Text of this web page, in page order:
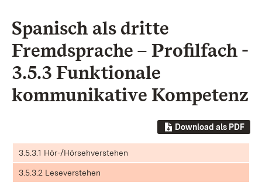
Spanisch als dritte
Fremdsprache – Profilfach -
3.5.3 Funktionale
kommunikative Kompetenz
Download als PDF
3.5.3.1 Hör-/Hörsehverstehen
3.5.3.2 Leseverstehen